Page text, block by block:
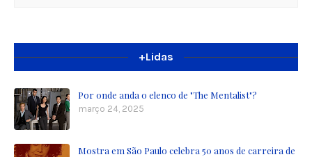
+Lidas
Por onde anda o elenco de "The Mentalist"?
março 24, 2025
Mostra em São Paulo celebra 50 anos de carreira de